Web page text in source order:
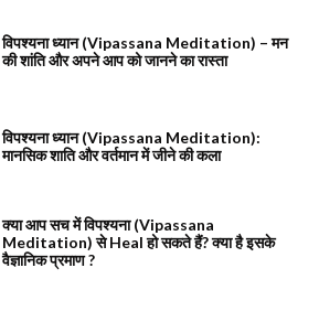
विपश्यना ध्यान (Vipassana Meditation) – मन
की शांति और अपने आप को जानने का रास्ता
विपश्यना ध्यान (Vipassana Meditation):
मानसिक शाति और वर्तमान में जीने की कला
क्या आप सच में विपश्यना (Vipassana
Meditation) से Heal हो सकते हैं? क्या है इसके
वैज्ञानिक प्रमाण ?